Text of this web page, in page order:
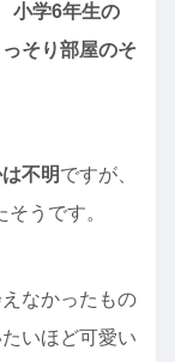
小学6年生の
そり部屋のそ
不明ですが、
うです。
なかったもの
いほど可愛い